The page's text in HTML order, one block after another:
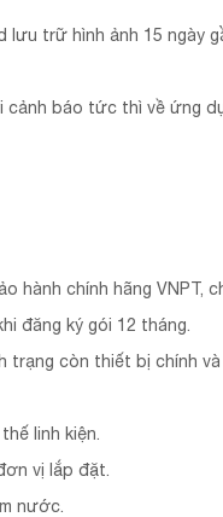
trữ hình ảnh 15 ngày
báo tức thì về ứng
chính hãng VNPT,
đăng ký gói 12 tháng.
trạng còn thiết bị chính
linh kiện.
vị lắp đặt.
nước.